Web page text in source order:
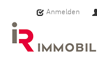
Anmelden